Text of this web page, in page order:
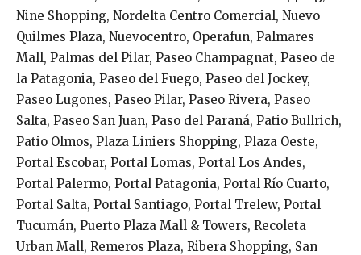
Nine Shopping, Nordelta Centro Comercial, Nuevo
Quilmes Plaza, Nuevocentro, Operafun, Palmares
Mall, Palmas del Pilar, Paseo Champagnat, Paseo de
la Patagonia, Paseo del Fuego, Paseo del Jockey,
Paseo Lugones, Paseo Pilar, Paseo Rivera, Paseo
Salta, Paseo San Juan, Paso del Paraná, Patio Bullrich,
Patio Olmos, Plaza Liniers Shopping, Plaza Oeste,
Portal Escobar, Portal Lomas, Portal Los Andes,
Portal Palermo, Portal Patagonia, Portal Río Cuarto,
Portal Salta, Portal Santiago, Portal Trelew, Portal
Tucumán, Puerto Plaza Mall & Towers, Recoleta
Urban Mall, Remeros Plaza, Ribera Shopping, San